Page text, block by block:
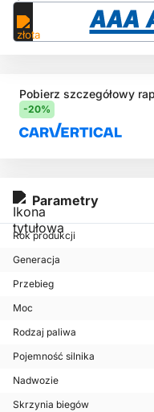
Pobierz szczegółowy
-20%
Parametry
Rok produkcji
Generacja
Przebieg
Moc
Rodzaj paliwa
Pojemność silnika
Nadwozie
Skrzynia biegów